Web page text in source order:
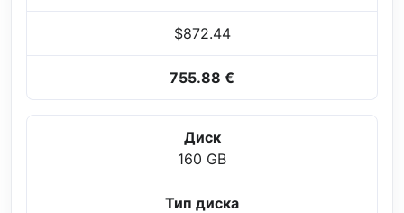
$872.44
755.88 €
Диск
160 GB
Тип диска